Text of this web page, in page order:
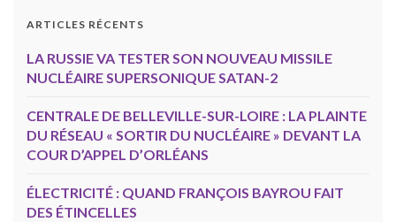
ARTICLES RÉCENTS
LA RUSSIE VA TESTER SON NOUVEAU MISSILE
NUCLÉAIRE SUPERSONIQUE SATAN-2
CENTRALE DE BELLEVILLE-SUR-LOIRE : LA PLAINTE
DU RÉSEAU « SORTIR DU NUCLÉAIRE » DEVANT LA
COUR D’APPEL D’ORLÉANS
ÉLECTRICITÉ : QUAND FRANÇOIS BAYROU FAIT
DES ÉTINCELLES